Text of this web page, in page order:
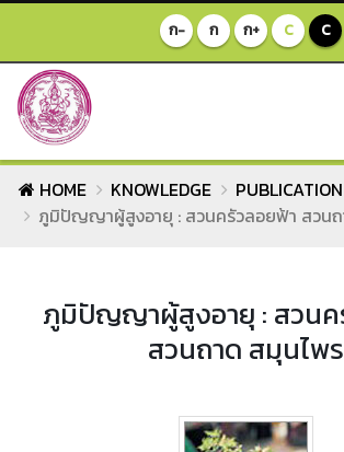
ก- ก ก+ C C
HOME KNOWLEDGE
PUBLICATION
ภูมิปัญญาผู้สูงอายุ : สวนครัวลอยฟ้า สวน
ภูมิปัญญาผู้สูงอายุ : สวนค
สวนถาด สมุนไพร